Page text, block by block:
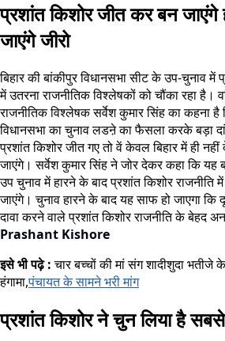
प्रशांत किशोर जीत कर बन जाएंगे
जाएंगे जीरो
बिहार की बांकीपुर विधानसभा सीट के उप-चुनाव में
में उतरना राजनीतिक विश्लेषकों को चौंका रहा है।
राजनीतिक विश्लेषक सर्वेश कुमार सिंह का कहना है
विधानसभा का चुनाव लडऩे का फैसला करके बड़ा
प्रशांत किशोर जीत गए तो वें केवल बिहार में ही
जाएंगे। सर्वेश कुमार सिंह ने जोर देकर कहा कि यह
उप चुनाव में हारने के बाद प्रशांत किशोर राजनीति
जाएंगे। चुनाव हारने के बाद यह साफ हो जाएगा कि
दावा करने वाले प्रशांत किशोर राजनीति के बेहद
Prashant Kishore
इसे भी पढ़े :चार बच्चों की मां संग शादीशुदा भतीजे
हंगामा,पंचायत के सामने भरी मांग
प्रशांत किशोर ने चुन लिया है सबसे